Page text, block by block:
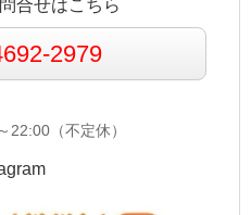
合せはこちら
2979
22:00（不定休）